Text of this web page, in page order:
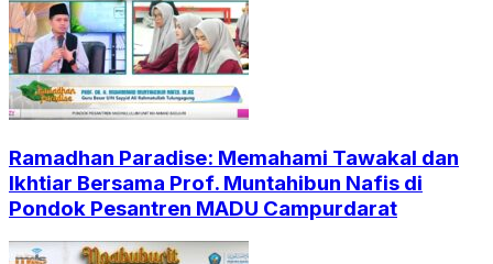
Ramadhan Paradise: Memahami Tawakal dan
Ikhtiar Bersama Prof. Muntahibun Nafis di
Pondok Pesantren MADU Campurdarat